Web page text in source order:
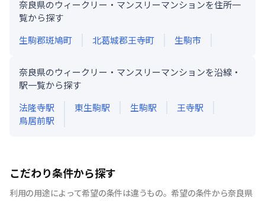
奈良県のウィークリー・マンスリーマンションを住所一
覧から探す
生駒郡斑鳩町
北葛城郡王寺町 生駒市
奈良県のウィークリー・マンスリーマンションを沿線・
駅一覧から探す
法隆寺駅 東生駒駅 生駒駅 王寺駅
鳥居前駅
こだわり条件から探す
利用の用途によって希望の条件は違うもの。希望の条件から奈良県